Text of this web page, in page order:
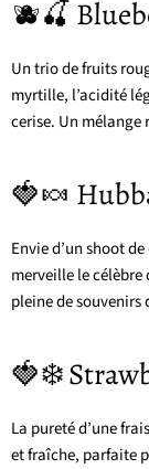
🫐🍒
Un trio de fruits
myrtille, l’acidité
cerise. Un mélange
🍓🍬
Envie d’un shoot
merveille le
pleine de souvenirs
🍓❄️
La pureté d’une
et fraîche, parfaite